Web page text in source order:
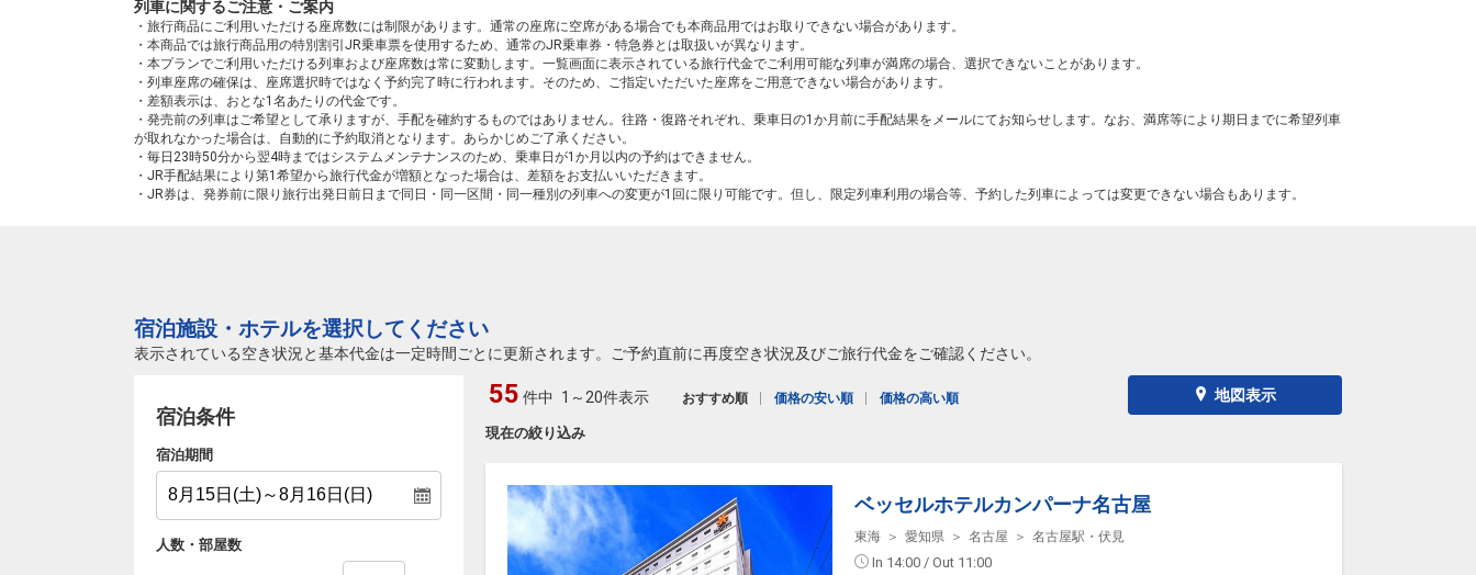
列車に関するご注意・ご案内
・旅行商品にご利用いただける座席数には制限があります。通常の座席に空席がある場合でも本商品用ではお取りできない場合があります。
・本商品では旅行商品用の特別割引JR乗車票を使用するため、通常のJR乗車券・特急券とは取扱いが異なります。
・本プランでご利用いただける列車および座席数は常に変動します。一覧画面に表示されている旅行代金でご利用可能な列車が満席の場合、選択できないことがあります。
・列車座席の確保は、座席選択時ではなく予約完了時に行われます。そのため、ご指定いただいた座席をご用意できない場合があります。
・差額表示は、おとな1名あたりの代金です。
・発売前の列車はご希望として承りますが、手配を確約するものではありません。往路・復路それぞれ、乗車日の1か月前に手配結果をメールにてお知らせします。なお、満席等により期日までに希望列車
が取れなかった場合は、自動的に予約取消となります。あらかじめご了承ください。
・毎日23時50分から翌4時まではシステムメンテナンスのため、乗車日が1か月以内の予約はできません。
・JR手配結果により第1希望から旅行代金が増額となった場合は、差額をお支払いいただきます。
・JR券は、発券前に限り旅行出発日前日まで同日・同一区間・同一種別の列車への変更が1回に限り可能です。但し、限定列車利用の場合等、予約した列車によっては変更できない場合もあります。
宿泊施設・ホテルを選択してください
表示されている空き状況と基本代金は一定時間ごとに更新されます。ご予約直前に再度空き状況及びご旅行代金をご確認ください。
宿泊条件
宿泊期間
人数・部屋数
地図表示
現在の絞り込み
55 件中 1～20件表示 おすすめ順 価格の安い順 価格の高い順
ベッセルホテルカンパーナ名古屋
東海 愛知県 名古屋 名古屋駅・伏見
In 14:00 / Out 11:00